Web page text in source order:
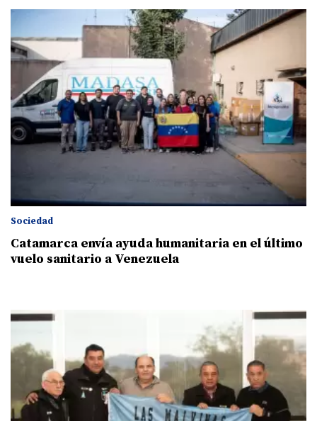
Sociedad
Catamarca envía ayuda humanitaria en el último
vuelo sanitario a Venezuela